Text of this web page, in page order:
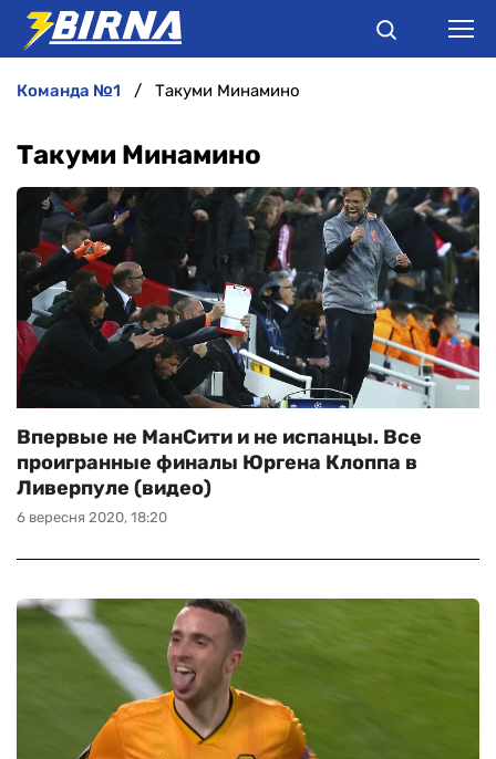
АНАЛІТИКА
ІНТЕРВ'Ю
РІЗНЕ
БУКМЕКЕРИ
команда №1 Такуми Минамино
Такуми Минамино
6 вересня 2020, 18:20
Впервые не МанСити и не испанцы. Все
проигранные финалы Юргена Клоппа в
Ливерпуле (видео)